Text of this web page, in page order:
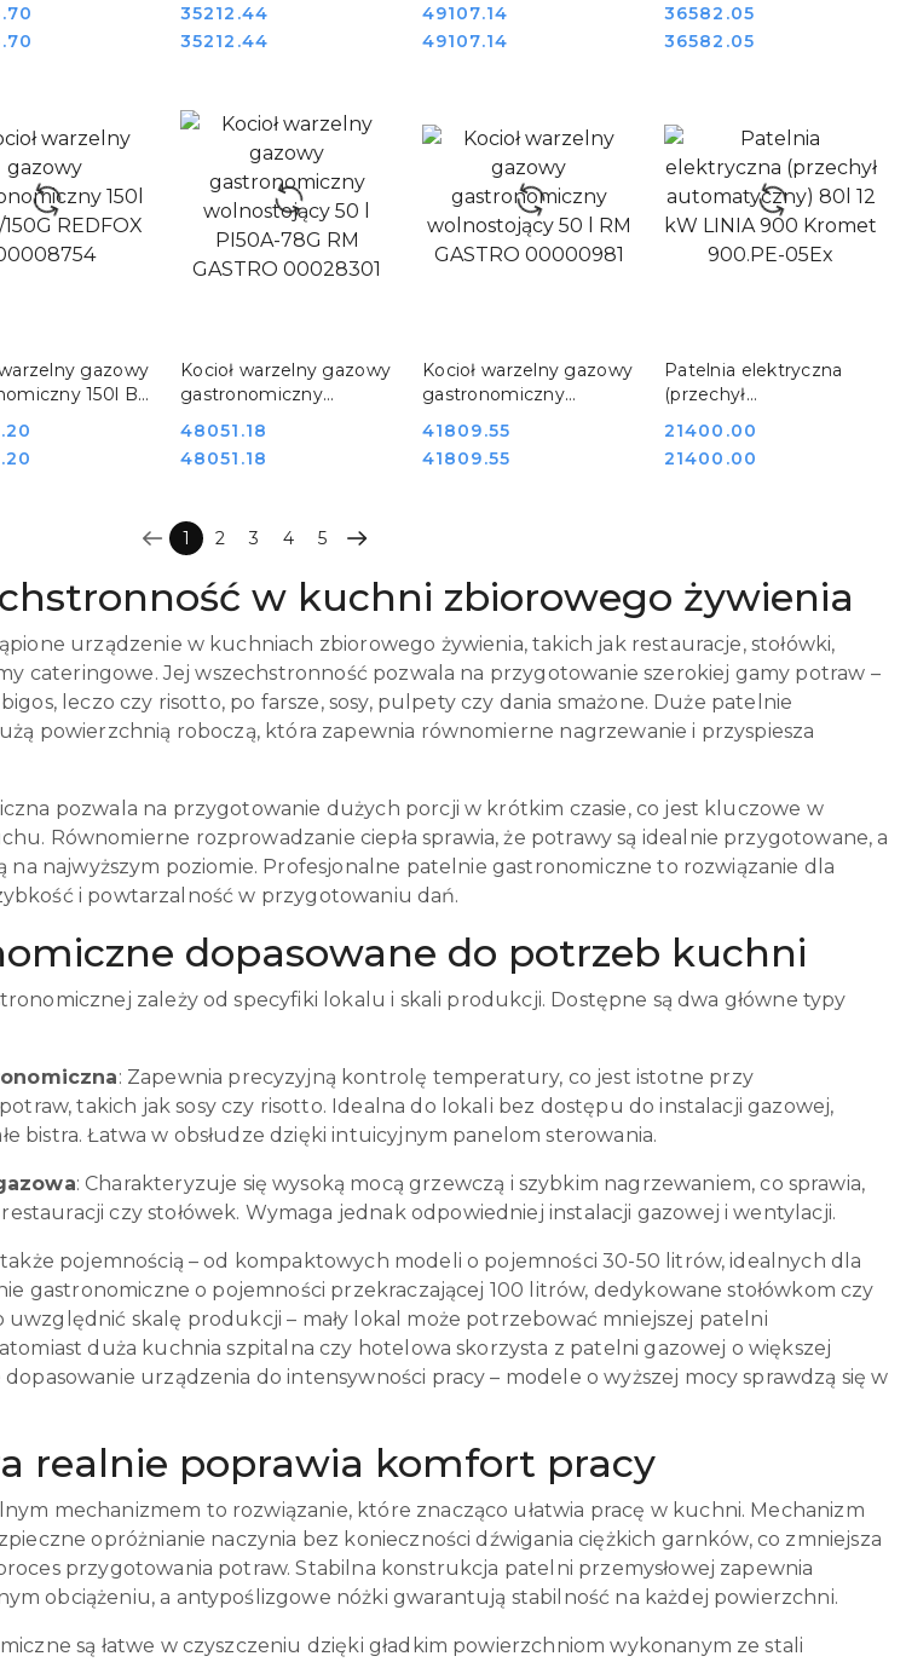
GASTRO 00007764
Cena:
35212.44
Cena:
35212.44
GASTRO 00028340
Cena:
49107.14
Cena:
49107.14
00007692
Cena:
36582.05
Cena:
36582.05
gazowy
150l BI
DO KOSZYKA
Kocioł warzelny gazowy
gastronomiczny
PI50A-78G RM
GASTRO 00028301
Cena:
48051.18
Cena:
48051.18
DO KOSZYKA
Kocioł warzelny gazowy
gastronomiczny
GASTRO 00000981
Cena:
41809.55
Cena:
41809.55
DO KOSZYKA
Patelnia elektryczna
(przechył
kW LINIA 900 Kromet
900.PE-05Ex
Cena:
21400.00
Cena:
21400.00
DO KOSZYKA
1 2 3 4 5
w kuchni zbiorowego żywienia
urządzenie w kuchniach zbiorowego żywienia, takich jak restauracje, stołówki,
cateringowe. Jej wszechstronność pozwala na przygotowanie szerokiej gamy potraw –
leczo czy risotto, po farsze, sosy, pulpety czy dania smażone. Duże patelnie
powierzchnią roboczą, która zapewnia równomierne nagrzewanie i przyspiesza
pozwala na przygotowanie dużych porcji w krótkim czasie, co jest kluczowe w
Równomierne rozprowadzanie ciepła sprawia, że potrawy są idealnie przygotowane, a
na najwyższym poziomie. Profesjonalne patelnie gastronomiczne to rozwiązanie dla
i powtarzalność w przygotowaniu dań.
dopasowane do potrzeb kuchni
zależy od specyfiki lokalu i skali produkcji. Dostępne są dwa główne typy
: Zapewnia precyzyjną kontrolę temperatury, co jest istotne przy
takich jak sosy czy risotto. Idealna do lokali bez dostępu do instalacji gazowej,
bistra. Łatwa w obsłudze dzięki intuicyjnym panelom sterowania.
: Charakteryzuje się wysoką mocą grzewczą i szybkim nagrzewaniem, co sprawia,
czy stołówek. Wymaga jednak odpowiedniej instalacji gazowej i wentylacji.
także pojemnością – od kompaktowych modeli o pojemności 30-50 litrów, idealnych dla
gastronomiczne o pojemności przekraczającej 100 litrów, dedykowane stołówkom czy
skalę produkcji – mały lokal może potrzebować mniejszej patelni
duża kuchnia szpitalna czy hotelowa skorzysta z patelni gazowej o większej
urządzenia do intensywności pracy – modele o wyższej mocy sprawdzą się w
realnie poprawia komfort pracy
mechanizmem to rozwiązanie, które znacząco ułatwia pracę w kuchni. Mechanizm
opróżnianie naczynia bez konieczności dźwigania ciężkich garnków, co zmniejsza
przygotowania potraw. Stabilna konstrukcja patelni przemysłowej zapewnia
obciążeniu, a antypoślizgowe nóżki gwarantują stabilność na każdej powierzchni.
są łatwe w czyszczeniu dzięki gładkim powierzchniom wykonanym ze stali